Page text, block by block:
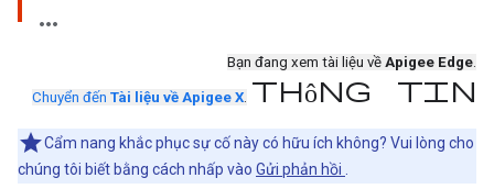
Bạn đang xem tài liệu về Apigee Edge.
Chuyển đến Tài liệu về Apigee X. thông tin
Cẩm nang khắc phục sự cố này có hữu ích không? Vui lòng cho
chúng tôi biết bằng cách nhấp vào Gửi phản hồi